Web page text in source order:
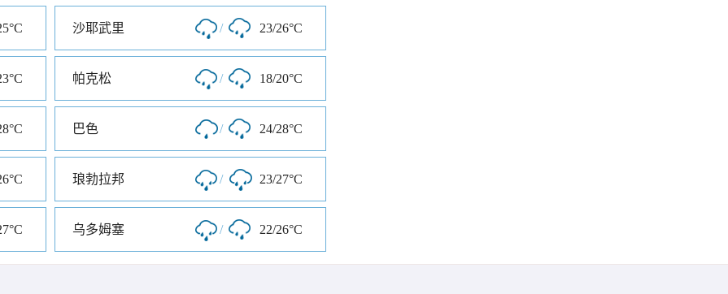
沙耶武里 / 23/26°C
帕克松 / 18/20°C
巴色 / 24/28°C
琅勃拉邦 / 23/27°C
乌多姆塞 / 22/26°C